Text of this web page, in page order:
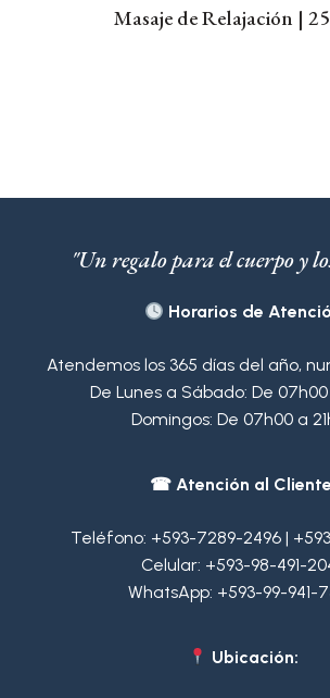
Masaje de Relajación |
"Un regalo para el cuerpo y
Horarios de
Atendemos los 365 días del año,
De Lunes a Sábado: De
Domingos: De 07h00 a
☎ Atención al
Teléfono: +593-7289-2496|
Celular: +593-98-491-
WhatsApp: +593-99-941-
Ubicación: